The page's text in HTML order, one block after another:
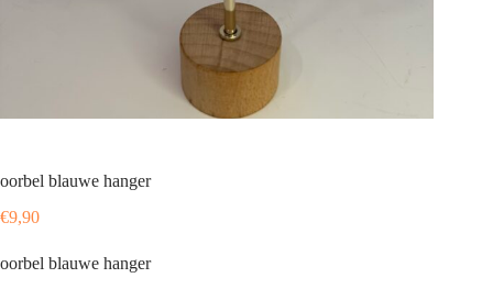
oorbel blauwe hanger
€9,90
oorbel blauwe hanger